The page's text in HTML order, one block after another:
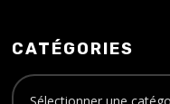
CATÉGORIES